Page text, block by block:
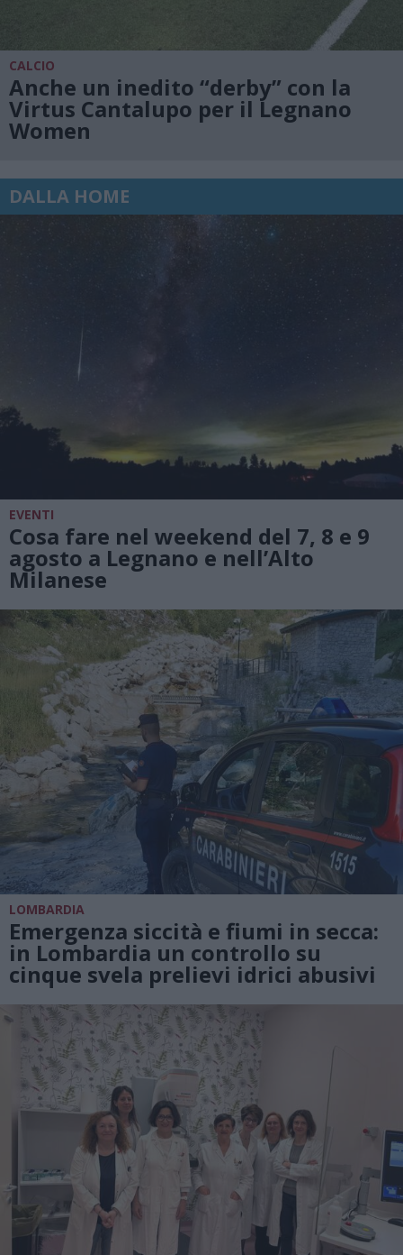
CALCIO
Anche un inedito “derby” con la
Virtus Cantalupo per il Legnano
Women
DALLA HOME
EVENTI
Cosa fare nel weekend del 7, 8 e 9
agosto a Legnano e nell’Alto
Milanese
LOMBARDIA
Emergenza siccità e fiumi in secca:
in Lombardia un controllo su
cinque svela prelievi idrici abusivi